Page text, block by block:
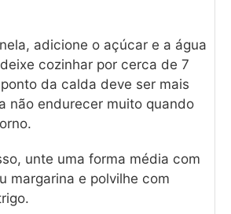
adicione o açúcar e a água
cozinhar por cerca de 7
da calda deve ser mais
não endurecer muito quando
unte uma forma média com
margarina e polvilhe com